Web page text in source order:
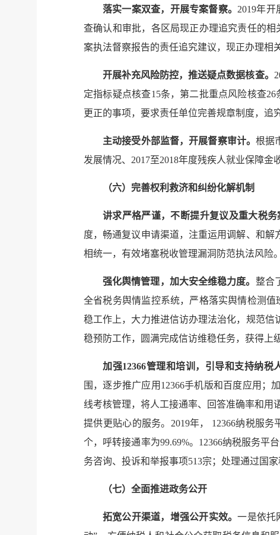
落实一案双查，开展专案督察。 2019年开
查确认和审批，各区局现正办理追究责任的相
案执法督察报告的责任追究建议，现正办理相
开展补充风险防控，推送疑点数据核查。
定指标疑点核查15条，第二批重点风险核查26
更正的事项，要求责任单位完善规章制度，追
主动接受外部监督，开展督察审计。 根据
发展情况、 2017至2018年度残疾人就业保障金
（六）完善权利救济和纠纷化解机制
讲求严格严谨，不断提升复议及重大税务
度，畅通复议申请渠道，注重运用调解、和
相统一，有效堵塞税收管理漏洞防范执法风险。
强化舆情管理，加大安全维稳力度。 整合
全省税务舆情监控系统，严格落实舆情检测
稳工作上，大力推进信访办理法治化，规范
稳预防工作，圆满完成信访维稳任务，获得上
加强12366管理和培训，引导和支持纳税
围，逐步推广应用 12366手机版和百度应用；
线考核管理，将人工接通率、回答准确率和用
提供更贴心的服务。 2019年， 12366纳税服务
个，呼转接通率为99.69%。 12366纳税服务平
务咨询、投诉和举报事项513宗；处理通过国
（七） 全面推进政务公开
拓宽公开渠道，增强公开实效。一是依托